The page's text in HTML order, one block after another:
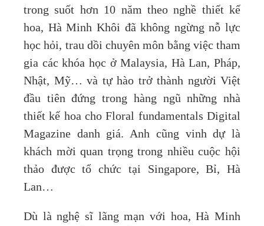
trong suốt hơn 10 năm theo nghề thiết kế
hoa, Hà Minh Khôi đã không ngừng nỗ lực
học hỏi, trau dồi chuyên môn bằng việc tham
gia các khóa học ở Malaysia, Hà Lan, Pháp,
Nhật, Mỹ… và tự hào trở thành người Việt
đầu tiên đứng trong hàng ngũ những nhà
thiết kế hoa cho Floral fundamentals Digital
Magazine danh giá. Anh cũng vinh dự là
khách mời quan trọng trong nhiều cuộc hội
thảo được tổ chức tại Singapore, Bỉ, Hà
Lan…
Dù là nghệ sĩ lãng mạn với hoa, Hà Minh